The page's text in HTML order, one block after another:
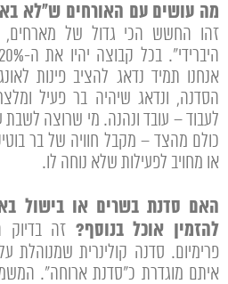
מה עושים עם האורחים ש"לא
זהו החשש הכי גדול של מארחים,
אנחנו תמיד נדאג להציב פינות
הסדנה, ונדאג שיהיה בר פעיל
לעבוד – עובד ונהנה. מי שרוצה
כולם מהצד – מקבל חוויה של בר
או מחויב לפעילות שלא נוחה לו.
האם סדנת בשרים או בישול
להזמין אוכל בנוסף? זה בדיוק
פרימיום. סדנה קולינרית שמנוהלת
איתם מוגדרת כ"סדנת ארוחה".